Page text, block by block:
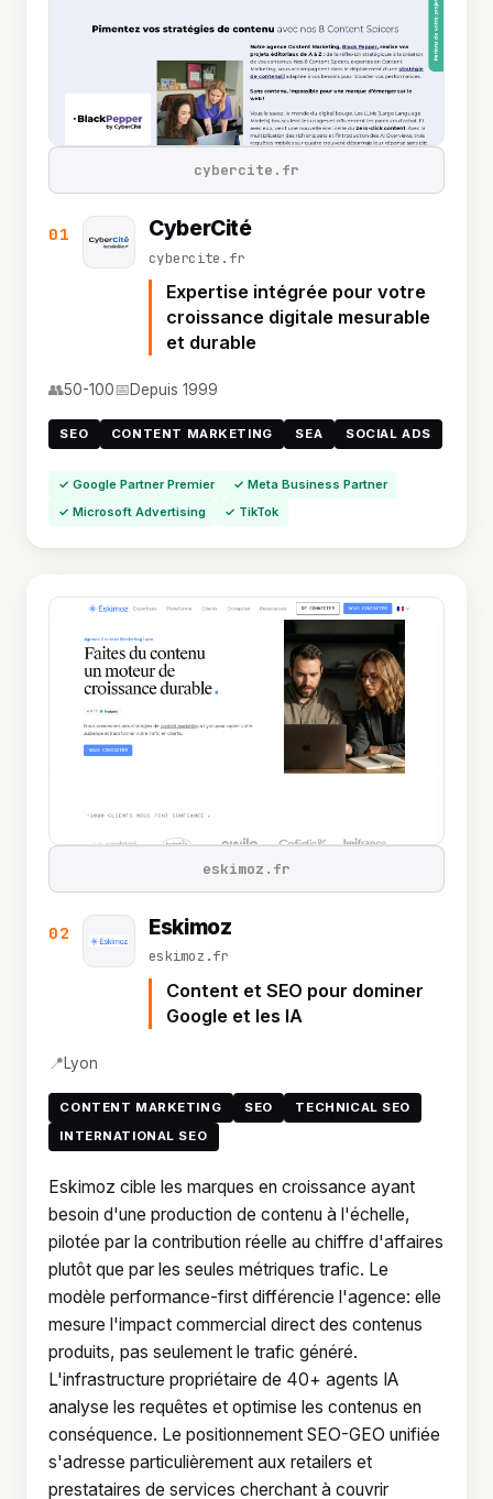
01 CyberCité
cybercite.fr
Expertise intégrée pour votre
croissance digitale mesurable
et durable
👥50-100📅Depuis 1999
SEO CONTENT MARKETING SEA SOCIAL ADS
✓ Google Partner Premier
✓ Meta Business Partner
✓ Microsoft Advertising
✓ TikTok
cybercite.fr
02 Eskimoz
eskimoz.fr
Content et SEO pour dominer
Google et les IA
📍Lyon
CONTENT MARKETING SEO
TECHNICAL SEO
INTERNATIONAL SEO
Eskimoz cible les marques en croissance ayant
besoin d'une production de contenu à l'échelle,
pilotée par la contribution réelle au chiffre d'affaires
plutôt que par les seules métriques trafic. Le
modèle performance-first différencie l'agence: elle
mesure l'impact commercial direct des contenus
produits, pas seulement le trafic généré.
L'infrastructure propriétaire de 40+ agents IA
analyse les requêtes et optimise les contenus en
conséquence. Le positionnement SEO-GEO unifiée
s'adresse particulièrement aux retailers et
prestataires de services cherchant à couvrir
eskimoz.fr